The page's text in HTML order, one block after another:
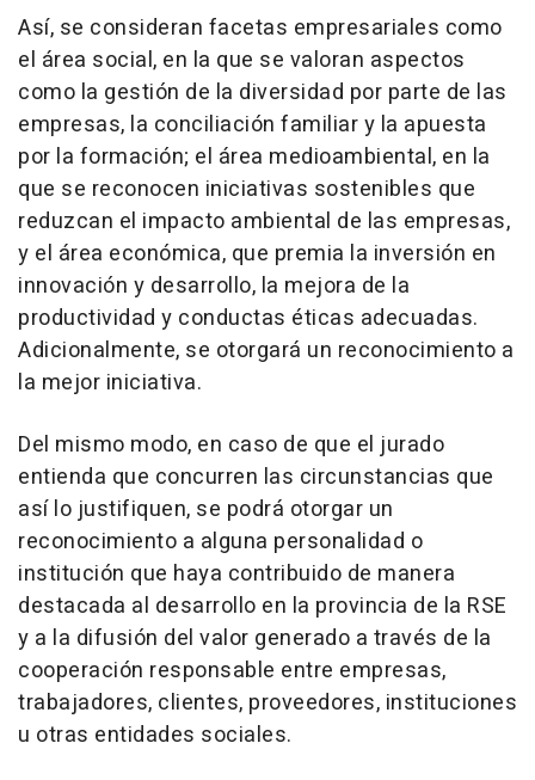
Así, se consideran facetas empresariales como
el área social, en la que se valoran aspectos
como la gestión de la diversidad por parte de las
empresas, la conciliación familiar y la apuesta
por la formación; el área medioambiental, en la
que se reconocen iniciativas sostenibles que
reduzcan el impacto ambiental de las empresas,
y el área económica, que premia la inversión en
innovación y desarrollo, la mejora de la
productividad y conductas éticas adecuadas.
Adicionalmente, se otorgará un reconocimiento a
la mejor iniciativa.
Del mismo modo, en caso de que el jurado
entienda que concurren las circunstancias que
así lo justifiquen, se podrá otorgar un
reconocimiento a alguna personalidad o
institución que haya contribuido de manera
destacada al desarrollo en la provincia de la RSE
y a la difusión del valor generado a través de la
cooperación responsable entre empresas,
trabajadores, clientes, proveedores, instituciones
u otras entidades sociales.